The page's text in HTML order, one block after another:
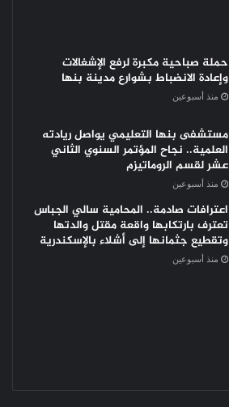
حملة صباحية مكبرة لرفع الإشغالات
وإعادة الانضباط بشوارع مدينة بنها
منذ أسبوعين
مستشفى بنها التعليمي يواصل ريادته
العلمية.. نجاح المؤتمر السنوي الثاني
عشر لقسم الروماتيزم
منذ أسبوعين
اعترافات صادمة.. المحامية سالي الجباس
تعترف بارتكابها واقعة مقتل والدتها
وتقطيع جثمانها إلى أشلاء بالإسكندرية
منذ أسبوعين